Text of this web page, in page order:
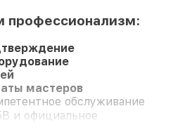
профессионализм:
мастеров
обслуживание
и официальное